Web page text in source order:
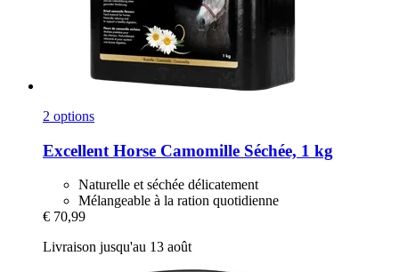
2 options
Excellent Horse Camomille Séchée, 1 kg
Naturelle et séchée délicatement
Mélangeable à la ration quotidienne
€ 70,99
Livraison jusqu'au 13 août